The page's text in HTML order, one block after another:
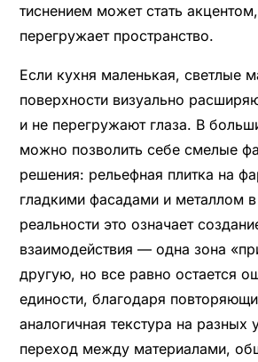
тиснением может стать
перегружает пространство.
Если кухня маленькая, светлые
поверхности визуально
и не перегружают глаза. В
можно позволить себе смелые
решения: рельефная плитка на
гладкими фасадами и металлом в
реальности это означает
взаимодействия — одна зона
другую, но все равно остается
единости, благодаря
аналогичная текстура на разных
переход между материалами,